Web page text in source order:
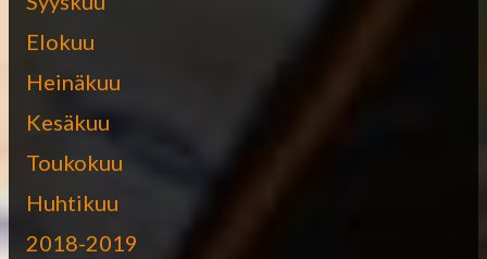
Elokuu
Heinäkuu
Kesäkuu
Toukokuu
Huhtikuu
2018-2019